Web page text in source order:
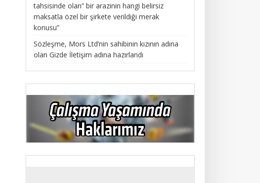
tahsisinde olan” bir arazinin hangi belirsiz
maksatla özel bir şirkete verildiği merak
konusu”
Sözleşme, Mors Ltd’nin sahibinin kızının adına
olan Gizde İletişim adına hazırlandı